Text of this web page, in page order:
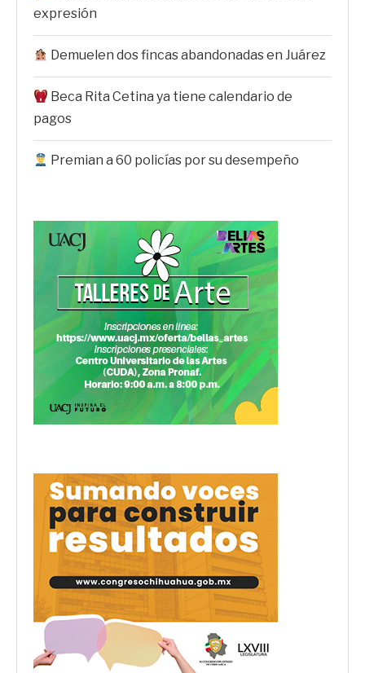
expresión
Demuelen dos fincas abandonadas en Juárez
Beca Rita Cetina ya tiene calendario de
pagos
Premian a 60 policías por su desempeño